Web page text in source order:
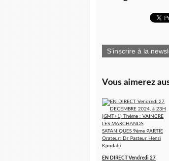
S'inscrire à la
Vous aimerez
EN DIRECT Vendredi 27